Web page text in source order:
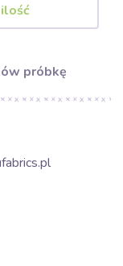
próbkę